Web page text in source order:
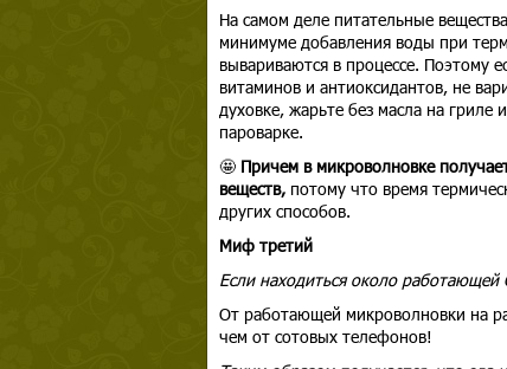
На самом деле питательные
минимуме добавления воды при
вывариваются в процессе. Поэтому
витаминов и антиоксидантов, не
духовке, жарьте без масла на гриле
пароварке.
🤩 Причем в микроволновке
веществ, потому что время
других способов.
Миф третий
Если находиться около
От работающей микроволновки на
чем от сотовых телефонов!